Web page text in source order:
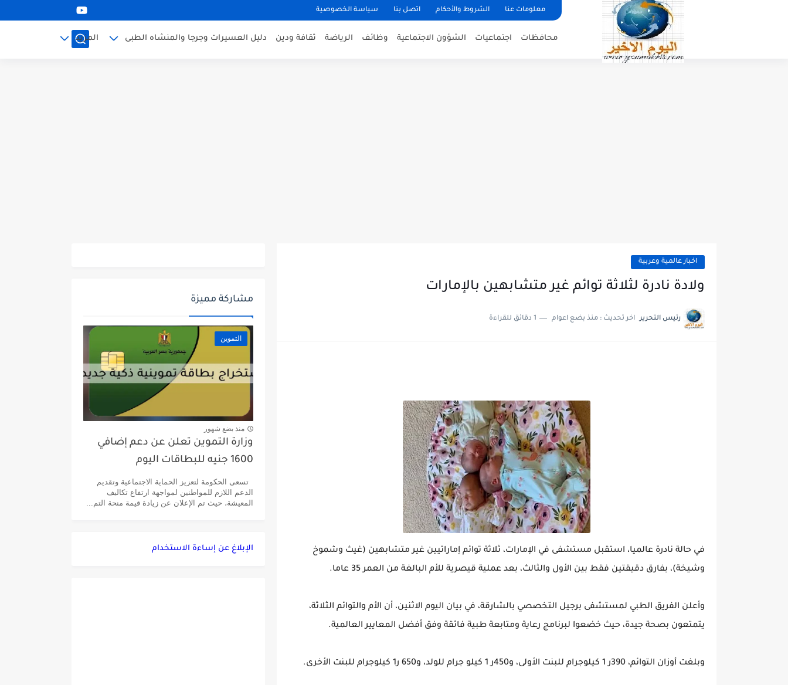
معلومات عنا الشروط والأحكام اتصل بنا سياسة الخصوصية
محافظات اجتماعيات الشؤون الاجتماعية وظائف الرياضة ثقافة ودين دليل العسيرات وجرجا والمنشاه الطبى المزيد
اخبار عالمية وعربية
ولادة نادرة لثلاثة توائم غير متشابهين بالإمارات
رئيس التحرير اخر تحديث : منذ بضع اعوام 1 دقائق للقراءة
في حالة نادرة عالميا، استقبل مستشفى في الإمارات، ثلاثة توائم إماراتيين غير متشابهين (غيث وشموخ
وشيخة)، بفارق دقيقتين فقط بين الأول والثالث، بعد عملية قيصرية للأم البالغة من العمر 35 عاما.
وأعلن الفريق الطبي لمستشفى برجيل التخصصي بالشارقة، في بيان اليوم الاثنين، أن الأم والتوائم الثلاثة،
يتمتعون بصحة جيدة، حيث خضعوا لبرنامج رعاية ومتابعة طبية فائقة وفق أفضل المعايير العالمية.
وبلغت أوزان التوائم، 390ر 1 كيلوجرام للبنت الأولى، و450ر 1 كيلو جرام للولد، و650 ر1 كيلوجرام للبنت الأخرى.
مشاركة مميزة
التموين
منذ بضع شهور
وزارة التموين تعلن عن دعم إضافي
1600 جنيه للبطاقات اليوم
تسعى الحكومة لتعزيز الحماية الاجتماعية وتقديم
الدعم اللازم للمواطنين لمواجهة ارتفاع تكاليف
المعيشة، حيث تم الإعلان عن زيادة قيمة منحة التم...
الإبلاغ عن إساءة الاستخدام